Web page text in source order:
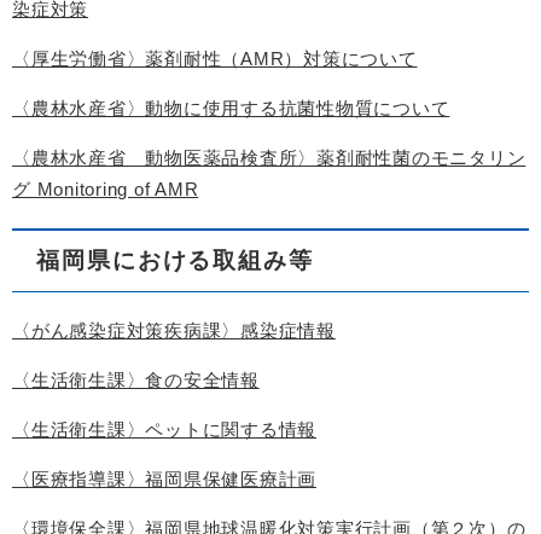
染症対策
〈厚生労働省〉薬剤耐性（AMR）対策について
〈農林水産省〉動物に使用する抗菌性物質について
〈農林水産省 動物医薬品検査所〉薬剤耐性菌のモニタリン
グ Monitoring of AMR
福岡県における取組み等
〈がん感染症対策疾病課〉感染症情報
〈生活衛生課〉食の安全情報
〈生活衛生課〉ペットに関する情報
〈医療指導課〉福岡県保健医療計画
〈環境保全課〉福岡県地球温暖化対策実行計画（第２次）の